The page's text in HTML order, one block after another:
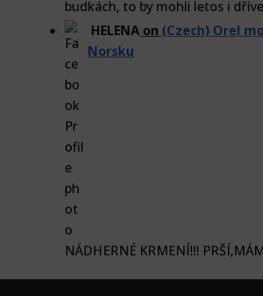
budkách, to by mohli letos i
HELENA on (Czech) Orel
Norsku
NÁDHERNÉ KRMENÍ!!!